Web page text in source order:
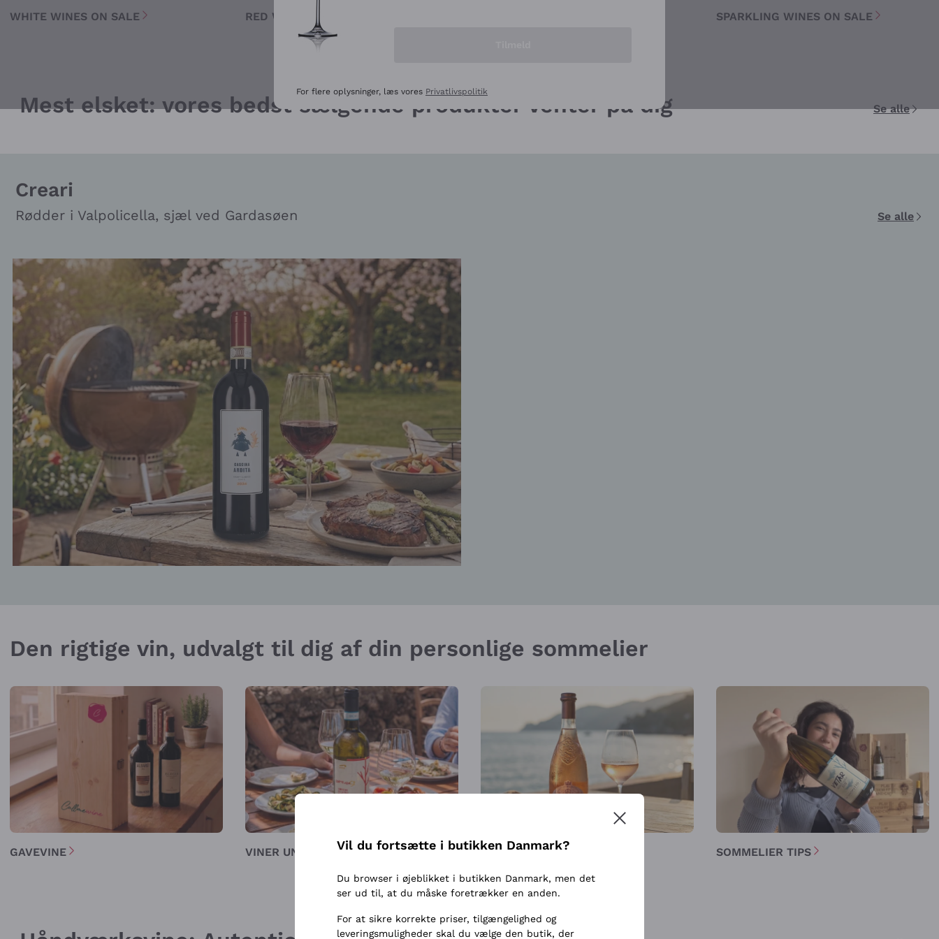
WHITE WINES ON SALE RED WINES ON SALE SPARKLING WINES ON SALE
Mest elsket: vores bedst sælgende produkter venter på dig Se alle
Creari
Rødder i Valpolicella, sjæl ved Gardasøen Se alle
Den rigtige vin, udvalgt til dig af din personlige sommelier
GAVEVINE VINER UNDER 30 SOL I EN FLASKE SOMMELIER TIPS
For flere oplysninger, læs vores Privatlivspolitik
Vil du fortsætte i butikken Danmark?
Du browser i øjeblikket i butikken Danmark, men det
ser ud til, at du måske foretrækker en anden.
For at sikre korrekte priser, tilgængelighed og
leveringsmuligheder skal du vælge den butik, der